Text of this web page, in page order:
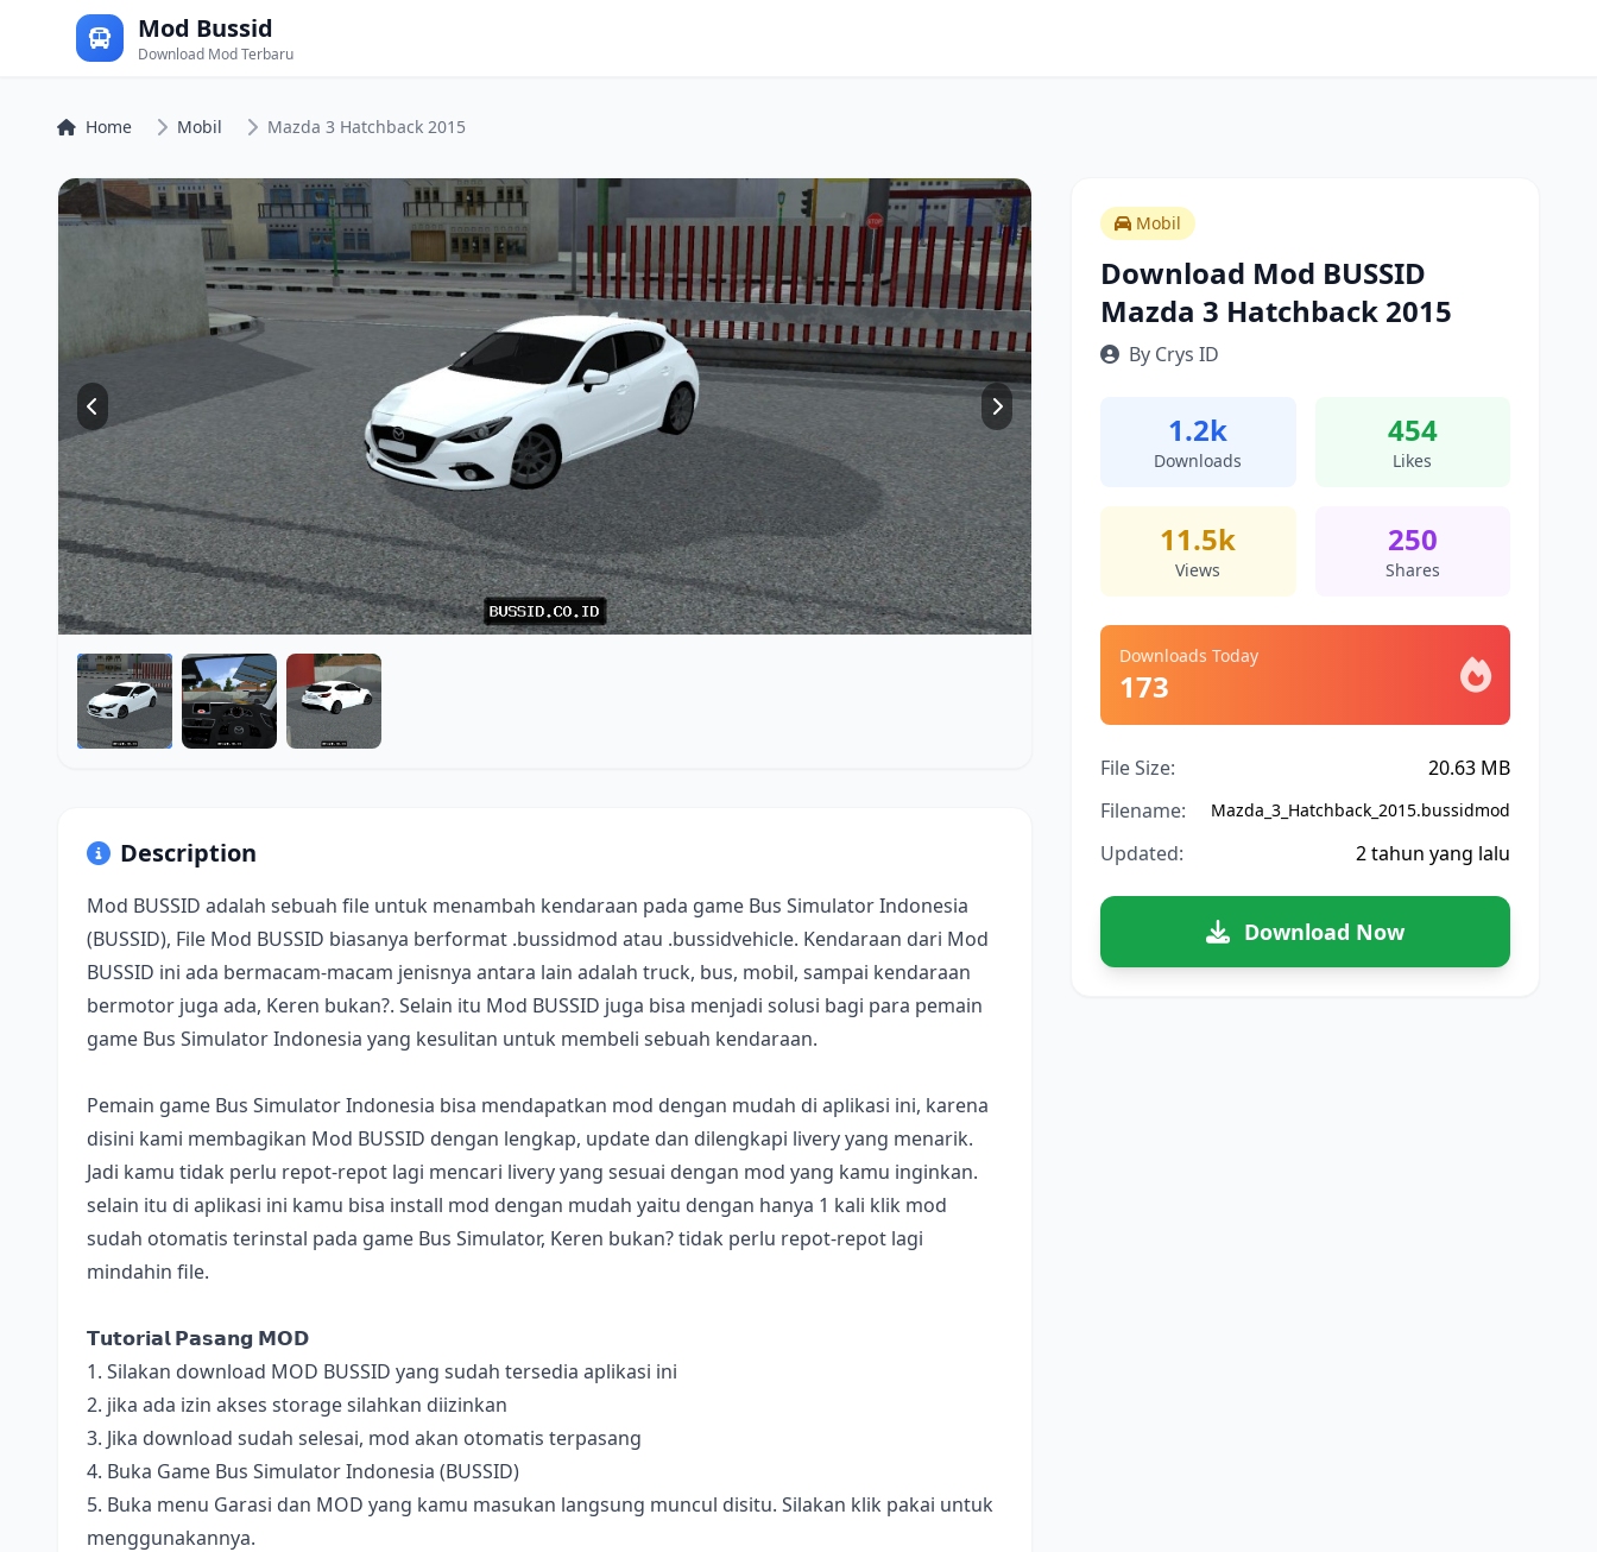
Mod Bussid
Download Mod Terbaru
Home Mobil Mazda 3 Hatchback 2015
Description
Mod BUSSID adalah sebuah file untuk menambah kendaraan pada game Bus Simulator Indonesia
(BUSSID), File Mod BUSSID biasanya berformat .bussidmod atau .bussidvehicle. Kendaraan dari Mod
BUSSID ini ada bermacam-macam jenisnya antara lain adalah truck, bus, mobil, sampai kendaraan
bermotor juga ada, Keren bukan?. Selain itu Mod BUSSID juga bisa menjadi solusi bagi para pemain
game Bus Simulator Indonesia yang kesulitan untuk membeli sebuah kendaraan.
Pemain game Bus Simulator Indonesia bisa mendapatkan mod dengan mudah di aplikasi ini, karena
disini kami membagikan Mod BUSSID dengan lengkap, update dan dilengkapi livery yang menarik.
Jadi kamu tidak perlu repot-repot lagi mencari livery yang sesuai dengan mod yang kamu inginkan.
selain itu di aplikasi ini kamu bisa install mod dengan mudah yaitu dengan hanya 1 kali klik mod
sudah otomatis terinstal pada game Bus Simulator, Keren bukan? tidak perlu repot-repot lagi
mindahin file.
𝗧𝘂𝘁𝗼𝗿𝗶𝗮𝗹 𝗣𝗮𝘀𝗮𝗻𝗴 𝗠𝗢𝗗
1. Silakan download MOD BUSSID yang sudah tersedia aplikasi ini
2. jika ada izin akses storage silahkan diizinkan
3. Jika download sudah selesai, mod akan otomatis terpasang
4. Buka Game Bus Simulator Indonesia (BUSSID)
5. Buka menu Garasi dan MOD yang kamu masukan langsung muncul disitu. Silakan klik pakai untuk
menggunakannya.
Mobil
Download Mod BUSSID
Mazda 3 Hatchback 2015
By Crys ID
1.2k
Downloads
454
Likes
11.5k
Views
250
Shares
Downloads Today
173
File Size:
20.63 MB
Filename:
Mazda_3_Hatchback_2015.bussidmod
Updated: 2 tahun yang lalu
Download Now